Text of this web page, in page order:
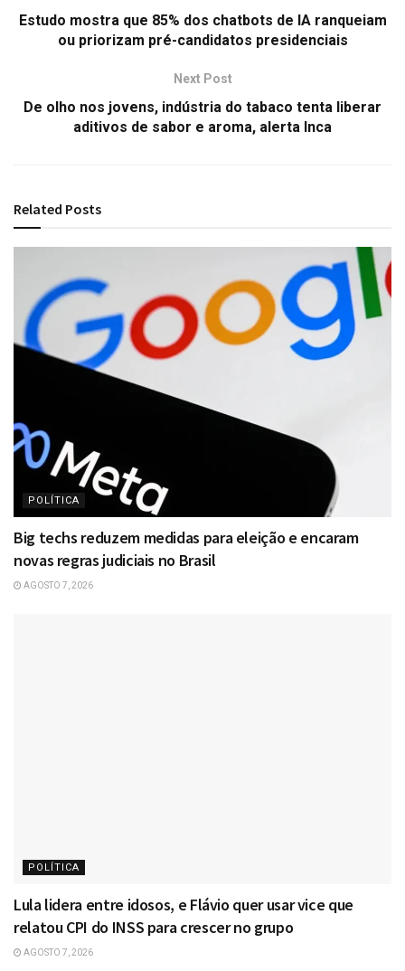
Estudo mostra que 85% dos chatbots de IA ranqueiam
ou priorizam pré-candidatos presidenciais
Next Post
De olho nos jovens, indústria do tabaco tenta liberar
aditivos de sabor e aroma, alerta Inca
Related Posts
POLÍTICA
Big techs reduzem medidas para eleição e encaram
novas regras judiciais no Brasil
AGOSTO 7, 2026
POLÍTICA
Lula lidera entre idosos, e Flávio quer usar vice que
relatou CPI do INSS para crescer no grupo
AGOSTO 7, 2026